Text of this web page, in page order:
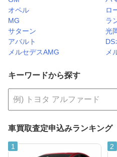
オペル
ロ
MG
ラ
サターン
光
アバルト
DS
メルセデスAMG
メ
キーワードから探す
車買取査定申込みランキング